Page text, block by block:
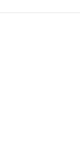
mAh 2-pack е
ста..